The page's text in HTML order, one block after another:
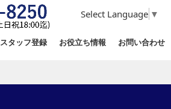
Select Language ▼
スタッフ登録 お役立ち情報 お問い合わせ